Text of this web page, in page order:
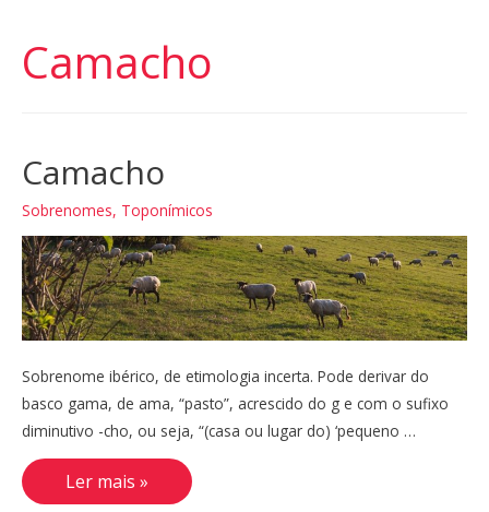
Camacho
Camacho
Sobrenomes, Toponímicos
Sobrenome ibérico, de etimologia incerta. Pode derivar do
basco gama, de ama, “pasto”, acrescido do g e com o sufixo
diminutivo -cho, ou seja, “(casa ou lugar do) ‘pequeno …
Camacho
Ler mais »